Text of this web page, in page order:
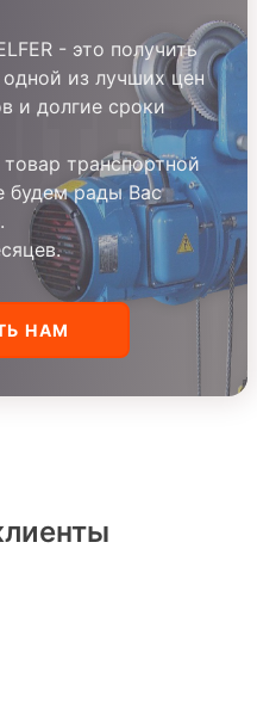
- это получить
из лучших цен
и долгие сроки
транспортной
будем рады Вас
НАМ